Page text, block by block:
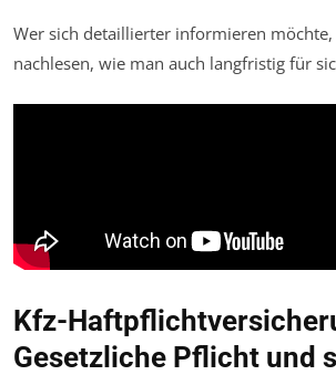
Wer sich detaillierter informieren möchte,
nachlesen, wie man auch langfristig für
Kfz-
Gesetzliche Pflicht und